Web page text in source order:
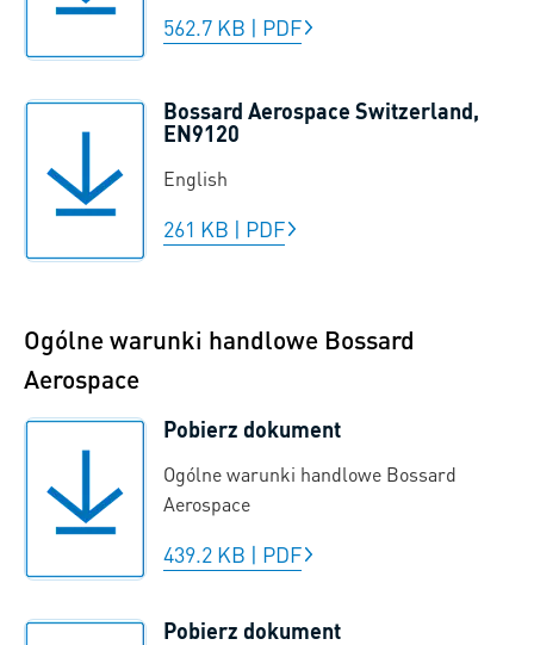
562.7 KB | PDF
Bossard Aerospace Switzerland,
EN9120
English
261 KB | PDF
Ogólne warunki handlowe Bossard
Aerospace
Pobierz dokument
Ogólne warunki handlowe Bossard
Aerospace
439.2 KB | PDF
Pobierz dokument